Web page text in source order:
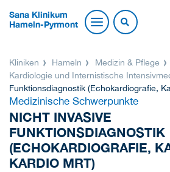
Sana Klinikum
Hameln-Pyrmont
Kliniken Hameln Medizin & Pflege
Kardiologie und Internistische
Funktionsdiagnostik (Echokardiografie,
Medizinische Schwerpunkte
NICHT INVASIVE
FUNKTIONSDIAGNOSTIK
(ECHOKARDIOGRAFIE,
KARDIO MRT)